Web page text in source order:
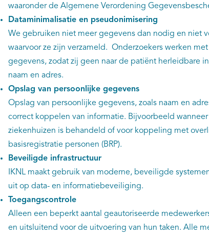
waaronder de Algemene Verordening
Dataminimalisatie en pseudonimisering
We gebruiken niet meer gegevens dan nodig en niet
waarvoor ze zijn verzameld. Onderzoekers werken
gegevens, zodat zij geen naar de patiënt herleidbare
naam en adres.
Opslag van persoonlijke gegevens
Opslag van persoonlijke gegevens, zoals naam en
correct koppelen van informatie. Bijvoorbeeld
ziekenhuizen is behandeld of voor koppeling met
basisregistratie personen (BRP).
Beveiligde infrastructuur
IKNL maakt gebruik van moderne, beveiligde
uit op data- en informatiebeveiliging.
Toegangscontrole
Alleen een beperkt aantal geautoriseerde
en uitsluitend voor de uitvoering van hun taken. Alle